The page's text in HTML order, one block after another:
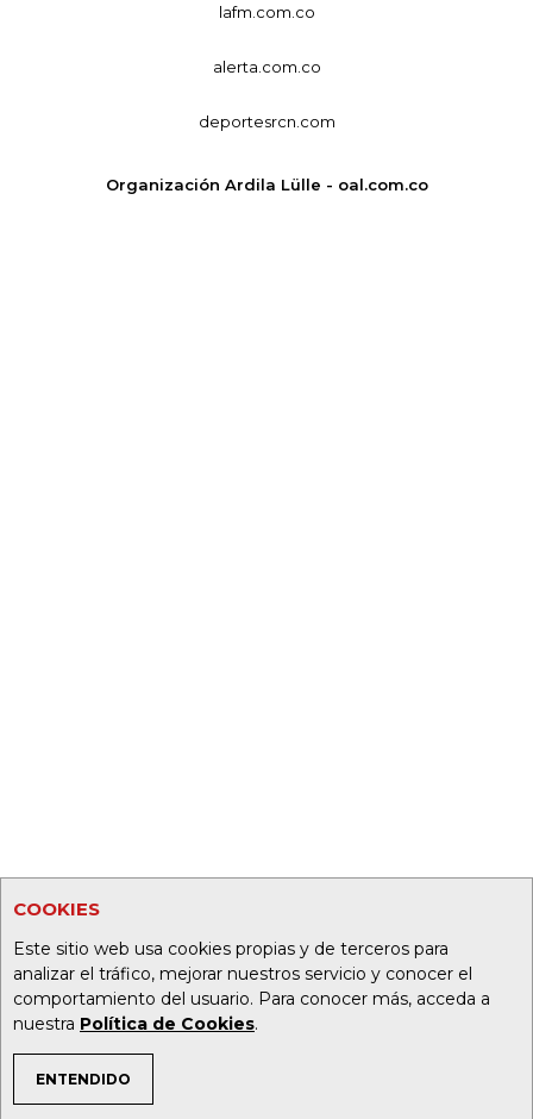
COOKIES
Este sitio web usa cookies propias y de terceros para
analizar el tráfico, mejorar nuestros servicio y conocer el
comportamiento del usuario. Para conocer más, acceda a
nuestra Política de Cookies.
ENTENDIDO
TEMAS DE INTERÉS
lafm.com.co
alerta.com.co
deportesrcn.com
Organización Ardila Lülle - oal.com.co